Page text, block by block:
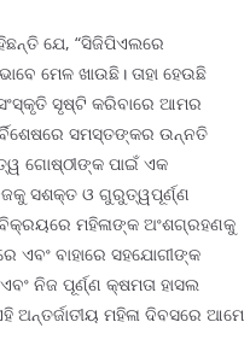
ଯେ, “ସିଜିପିଏଲରେ
ମେଳ ଖାଉଛି। ତାହା ହେଉଛି
ସୃଷ୍ଟି କରିବାରେ ଆମର
ସମସ୍ତଙ୍କର ଉନ୍ନତି
ଗୋଷ୍ଠୀଙ୍କ ପାଇଁ ଏକ
ସଶକ୍ତ ଓ ଗୁରୁତ୍ୱପୂର୍ଣ୍ଣ
ମହିଳାଙ୍କ ଅଂଶଗ୍ରହଣକୁ
ବାହାରେ ସହଯୋଗୀଙ୍କ
ନିଜ ପୂର୍ଣ୍ଣ କ୍ଷମତା ହାସଲ
ମହିଳା ଦିବସରେ ଆମେ